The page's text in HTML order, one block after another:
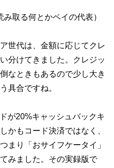
み取る何とかペイの代表）
世代は、金額に応じてクレ
分けてきました。クレジッ
なときもあるので少し大き
具合ですね。
が20%キャッシュバックキ
かもコード決済ではなく、
まり「おサイフケータイ」
みました。その実録版で